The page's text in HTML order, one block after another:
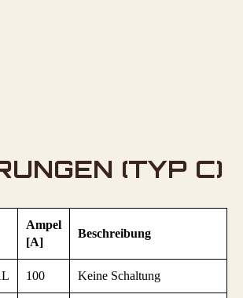
(TYP C)
Ampel
[A]
Beschreibung
100 Keine Schaltung